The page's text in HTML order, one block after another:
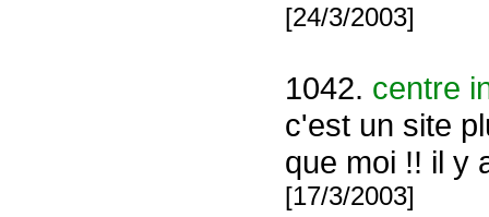
[24/3/2003]
1042. centre
c'est un site
que moi !! il y
[17/3/2003]